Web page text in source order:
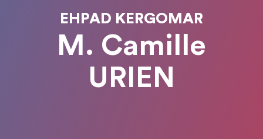
EHPAD KERGOMAR
M. Camille
URIEN